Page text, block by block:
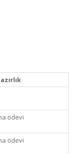
ödevi
ödevi